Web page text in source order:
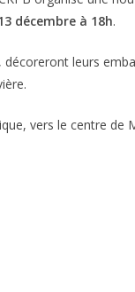
décembre à 18h.
leurs
vers le centre de